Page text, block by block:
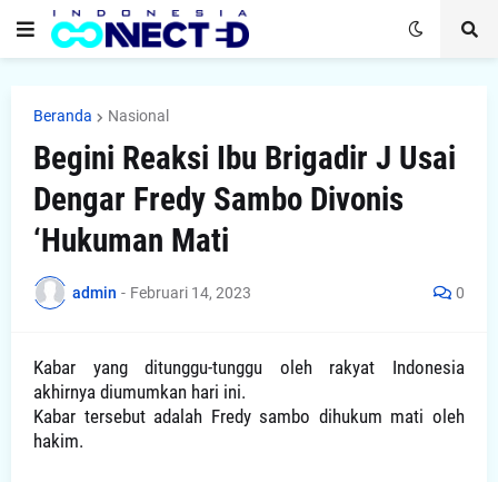
Beranda Nasional
Begini Reaksi Ibu Brigadir J Usai
Dengar Fredy Sambo Divonis
‘Hukuman Mati
admin - Februari 14, 2023 0
Kabar yang ditunggu-tunggu oleh rakyat Indonesia
akhirnya diumumkan hari ini.
Kabar tersebut adalah Fredy sambo dihukum mati oleh
hakim.